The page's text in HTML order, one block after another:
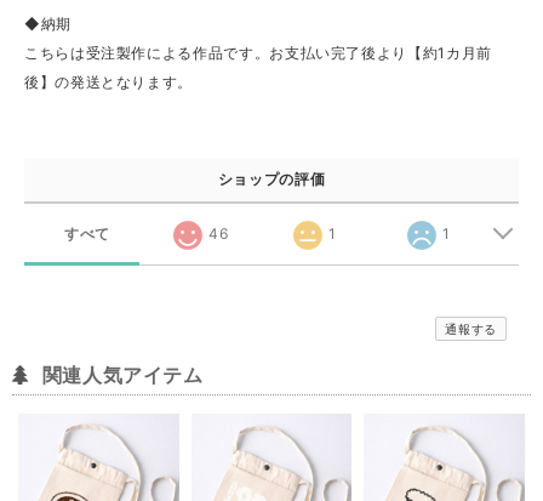
◆納期
こちらは受注製作による作品です。お支払い完了後より【約1カ月前
後】の発送となります。
ショップの評価
すべて 46 1 1
通報する
関連人気アイテム